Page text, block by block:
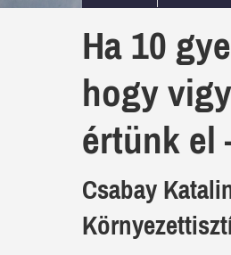
Ha 10
hogy
értünk el
Csabay